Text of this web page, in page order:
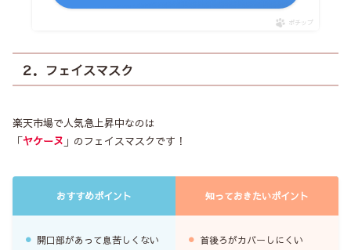
ポチップ
２．フェイスマスク
楽天市場で人気急上昇中なのは
「ヤケーヌ 」のフェイスマスクです！
おすすめポイント 知っておきたいポイント
開口部があって息苦しくない
首後ろがカバーしにくい